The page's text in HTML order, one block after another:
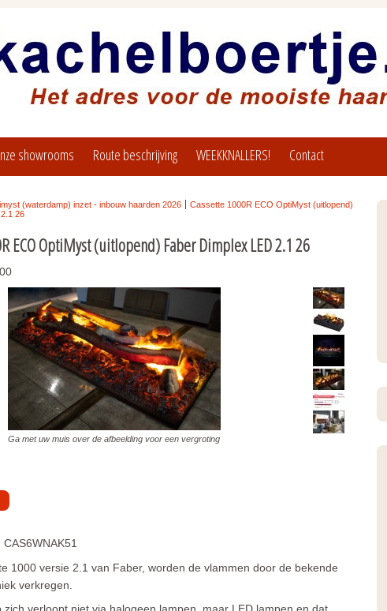
showrooms Route beschrijving WEEKKNALLERS! Contact
(waterdamp) inzet - inbouw haarden 2026
Cassette 1000R ECO OptiMyst (uitlopend)
26
ECO OptiMyst (uitlopend) Faber Dimplex LED 2.1 26
Ga met uw muis over de afbeelding voor een vergroting
CAS6WNAK51
1000 versie 2.1 van Faber, worden de vlammen door de bekende
verkregen.